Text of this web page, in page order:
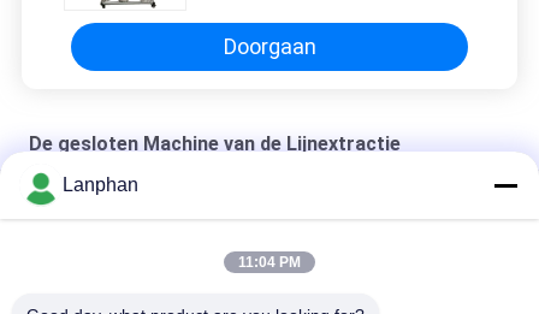
Doorgaan
De gesloten Machine van de Lijnextractie
SS304 gesloten Lijnextractie Machiner
Lanphan
11:04 PM